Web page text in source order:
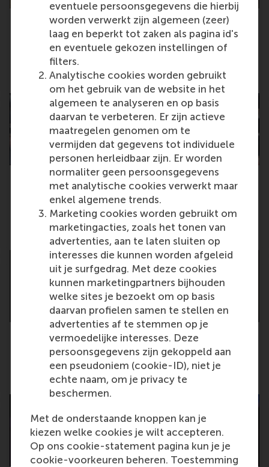
eventuele persoonsgegevens die hierbij
worden verwerkt zijn algemeen (zeer)
laag en beperkt tot zaken als pagina id's
en eventuele gekozen instellingen of
filters.
Analytische cookies worden gebruikt
om het gebruik van de website in het
algemeen te analyseren en op basis
daarvan te verbeteren. Er zijn actieve
maatregelen genomen om te
vermijden dat gegevens tot individuele
personen herleidbaar zijn. Er worden
normaliter geen persoonsgegevens
met analytische cookies verwerkt maar
enkel algemene trends.
Marketing cookies worden gebruikt om
marketingacties, zoals het tonen van
advertenties, aan te laten sluiten op
interesses die kunnen worden afgeleid
uit je surfgedrag. Met deze cookies
kunnen marketingpartners bijhouden
welke sites je bezoekt om op basis
daarvan profielen samen te stellen en
advertenties af te stemmen op je
vermoedelijke interesses. Deze
persoonsgegevens zijn gekoppeld aan
een pseudoniem (cookie-ID), niet je
echte naam, om je privacy te
beschermen.
Met de onderstaande knoppen kan je
kiezen welke cookies je wilt accepteren.
Op ons cookie-statement pagina kun je je
cookie-voorkeuren beheren. Toestemming
Being a CEO – unique internship for IBA
student at Adecco
Tuesday, 21 November 2023
BSc graduates celebrate and continue
learning journey
Monday, 20 November 2023
When neuroforecasting meets music
Monday, 20 November 2023